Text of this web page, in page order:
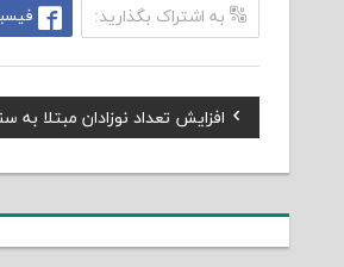
به اشتراک بگذارید:
راهبری
نوشته
Previous
Post:
افزایش تعداد نوزادان مبتلا به